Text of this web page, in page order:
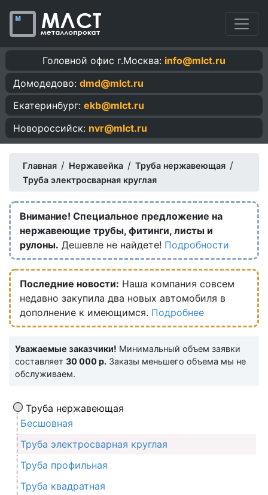
Головной офис г.Москва: info@mlct.ru
Домодедово: dmd@mlct.ru
Екатеринбург: ekb@mlct.ru
Новороссийск: nvr@mlct.ru
Главная / Нержавейка / Труба нержавеющая /
Труба электросварная круглая
Внимание! Специальное предложение на
нержавеющие трубы, фитинги, листы и
рулоны. Дешевле не найдете! Подробности
Последние новости: Наша компания совсем
недавно закупила два новых автомобиля в
дополнение к имеющимся. Подробнее
Уважаемые заказчики! Минимальный объем заявки
составляет 30 000 р. Заказы меньшего объема мы не
обслуживаем.
Труба нержавеющая
Бесшовная
Труба электросварная круглая
Труба профильная
Труба квадратная